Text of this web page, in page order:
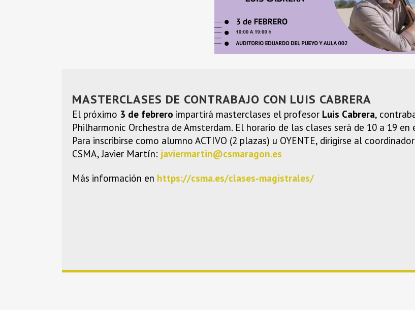
MASTERCLASES DE CONTRABAJO CON LUIS CABRERA
El próximo 3 de febrero impartirá masterclases el profesor Luis Cabrera,
Philharmonic Orchestra de Amsterdam. El horario de las clases será de 10 a 19
Para inscribirse como alumno ACTIVO (2 plazas) u OYENTE, dirigirse al
CSMA, Javier Martín: javiermartin@csmaragon.es
Más información en https://csma.es/clases-magistrales/